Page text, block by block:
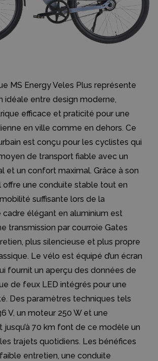
MS Energy Veles Plus représente
idéale entre design moderne,
efficace et praticité pour une
en ville comme en dehors. Ce
est conçu pour les cyclistes qui
de transport fiable avec un
et un confort maximal. Grâce à son
offre une conduite stable tout en
suffisante lors de la
cadre élégant en aluminium est
transmission par courroie Gates
plus silencieuse et plus propre
Le vélo est équipé d’un écran
fournit un aperçu des données de
de feux LED intégrés pour une
Des paramètres techniques tels
V, un moteur 250 W et une
jusqu’à 70 km font de ce modèle un
trajets quotidiens. Les bénéfices
entretien, une conduite